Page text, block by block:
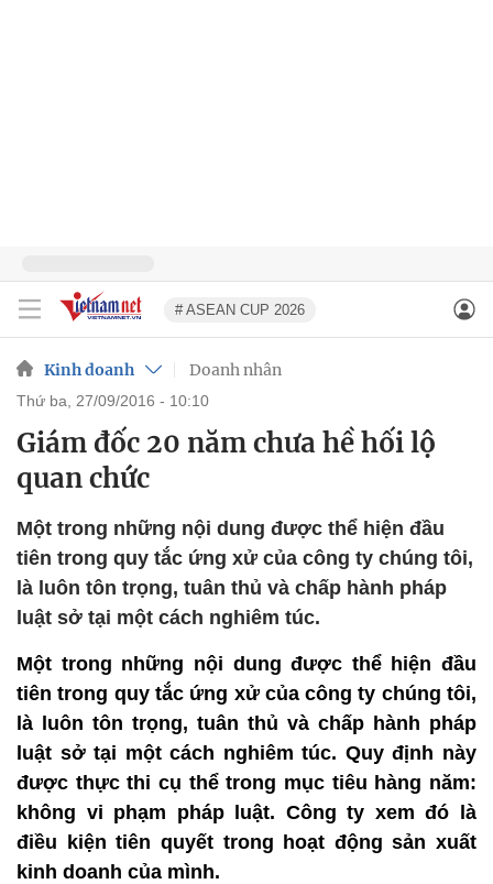
# ASEAN CUP 2026
Kinh doanh Doanh nhân
thứ ba, 27/09/2016 - 10:10
Giám đốc 20 năm chưa hề hối lộ
quan chức
Một trong những nội dung được thể hiện đầu
tiên trong quy tắc ứng xử của công ty chúng tôi,
là luôn tôn trọng, tuân thủ và chấp hành pháp
luật sở tại một cách nghiêm túc.
Một trong những nội dung được thể hiện đầu
tiên trong quy tắc ứng xử của công ty chúng tôi,
là luôn tôn trọng, tuân thủ và chấp hành pháp
luật sở tại một cách nghiêm túc. Quy định này
được thực thi cụ thể trong mục tiêu hàng năm:
không vi phạm pháp luật. Công ty xem đó là
điều kiện tiên quyết trong hoạt động sản xuất
kinh doanh của mình.